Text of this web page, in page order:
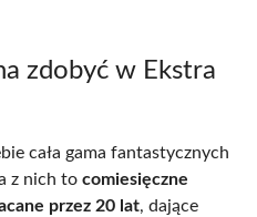
zdobyć w Ekstra
cała gama fantastycznych
z nich to comiesięczne
przez 20 lat, dające